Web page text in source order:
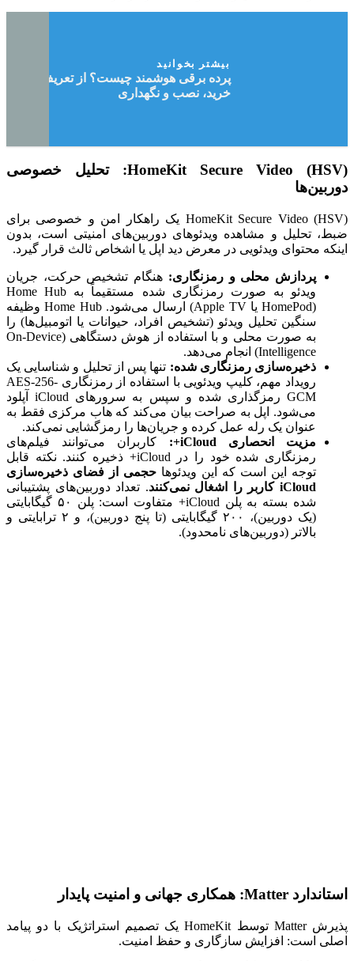
بیشتر بخوانید
پرده برقی هوشمند چیست؟ از تعریف تا
خرید، نصب و نگهداری
HomeKit Secure Video (HSV): تحلیل خصوصی
دوربین‌ها
HomeKit Secure Video (HSV) یک راهکار امن و خصوصی برای
ضبط، تحلیل و مشاهده ویدئوهای دوربین‌های امنیتی است، بدون
اینکه محتوای ویدئویی در معرض دید اپل یا اشخاص ثالث قرار گیرد.
پردازش محلی و رمزنگاری: هنگام تشخیص حرکت، جریان
ویدئو به صورت رمزنگاری شده مستقیماً به Home Hub
(HomePod یا Apple TV) ارسال می‌شود. Home Hub وظیفه
سنگین تحلیل ویدئو (تشخیص افراد، حیوانات یا اتومبیل‌ها) را
به صورت محلی و با استفاده از هوش دستگاهی (On-Device
Intelligence) انجام می‌دهد.
ذخیره‌سازی رمزنگاری شده: تنها پس از تحلیل و شناسایی یک
رویداد مهم، کلیپ ویدئویی با استفاده از رمزنگاری AES-256-
GCM رمزگذاری شده و سپس به سرورهای iCloud آپلود
می‌شود. اپل به صراحت بیان می‌کند که هاب مرکزی فقط به
عنوان یک رله عمل کرده و جریان‌ها را رمزگشایی نمی‌کند.
مزیت انحصاری iCloud+:
کاربران می‌توانند فیلم‌های
رمزنگاری شده خود را در iCloud+ ذخیره کنند. نکته قابل
توجه این است که این ویدئوها حجمی از فضای ذخیره‌سازی
iCloud کاربر را اشغال نمی‌کنند
. تعداد دوربین‌های پشتیبانی
شده بسته به پلن iCloud+ متفاوت است: پلن ۵۰ گیگابایتی
(یک دوربین)، ۲۰۰ گیگابایتی (تا پنج دوربین)، و ۲ ترابایتی و
بالاتر (دوربین‌های نامحدود).
استاندارد Matter: همکاری جهانی و امنیت پایدار
پذیرش Matter توسط HomeKit یک تصمیم استراتژیک با دو پیامد
اصلی است: افزایش سازگاری و حفظ امنیت.